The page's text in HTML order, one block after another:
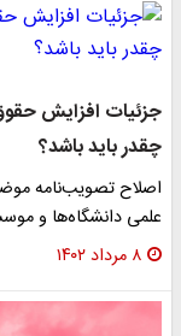
جزئیات افزایش
چقدر باید باشد؟
اصلاح تصویب‌نامه
علمی دانشگاه‌ها و
۸ مرداد ۱۴۰۲